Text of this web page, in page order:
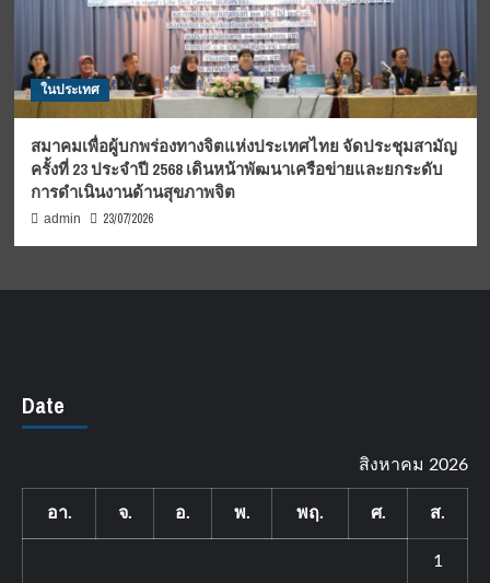
ในประเทศ
สมาคมเพื่อผู้บกพร่องทางจิตแห่งประเทศไทย จัดประชุมสามัญ
ครั้งที่ 23 ประจำปี 2568 เดินหน้าพัฒนาเครือข่ายและยกระดับ
การดำเนินงานด้านสุขภาพจิต
admin 23/07/2026
Date
สิงหาคม 2026
อา. จ. อ. พ. พฤ. ศ. ส.
1